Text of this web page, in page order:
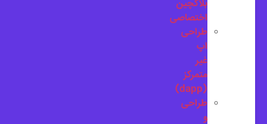
بلاکچین
اختصاصی
طراحی
اپ
غیر
متمرکز
طراحی